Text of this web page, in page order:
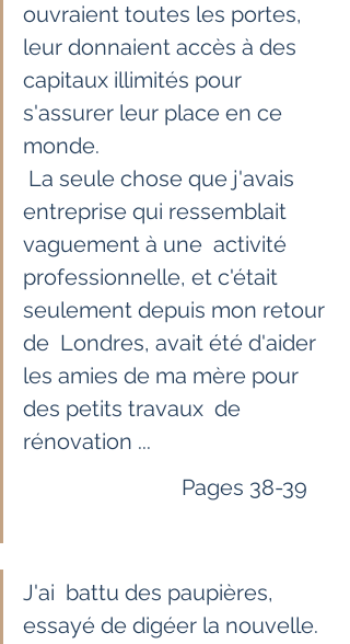
ouvraient toutes les portes,
leur donnaient accès à des
capitaux illimités pour
s'assurer leur place en ce
monde.
entreprise qui ressemblait
vaguement à une  activité
professionnelle, et c'était
seulement depuis mon retour
de  Londres, avait été d'aider
les amies de ma mère pour
des petits travaux  de
rénovation ...
J'ai  battu des paupières,
essayé de digéer la nouvelle.